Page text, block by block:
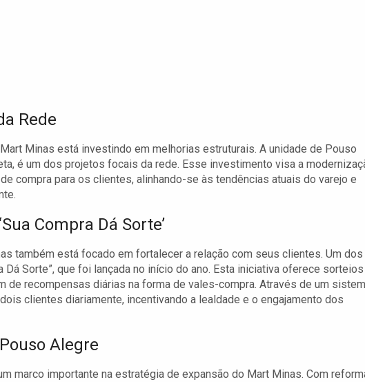
Rede
Minas está investindo em melhorias estruturais. A unidade de Pouso
é um dos projetos focais da rede. Esse investimento visa a
compra para os clientes, alinhando-se às tendências atuais do varejo e
Compra Dá Sorte’
também está focado em fortalecer a relação com seus clientes. Um dos
Dá Sorte”, que foi lançada no início do ano. Esta iniciativa oferece sorteios
de recompensas diárias na forma de vales-compra. Através de um
clientes diariamente, incentivando a lealdade e o engajamento dos
Alegre
marco importante na estratégia de expansão do Mart Minas. Com